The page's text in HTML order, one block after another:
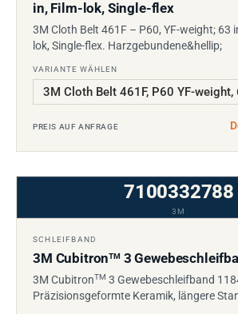
in, Film-lok, Single-flex
3M Cloth Belt 461F – P60, YF-weight; 63
lok, Single-flex. Harzgebundene&hellip;
VARIANTE WÄHLEN
PREIS AUF ANFRAGE
7100332788
3M
SCHLEIFBAND
3M CubitronTM3
3M CubitronTM 3 Gewebeschleifband
Präzisionsgeformte Keramik, längere